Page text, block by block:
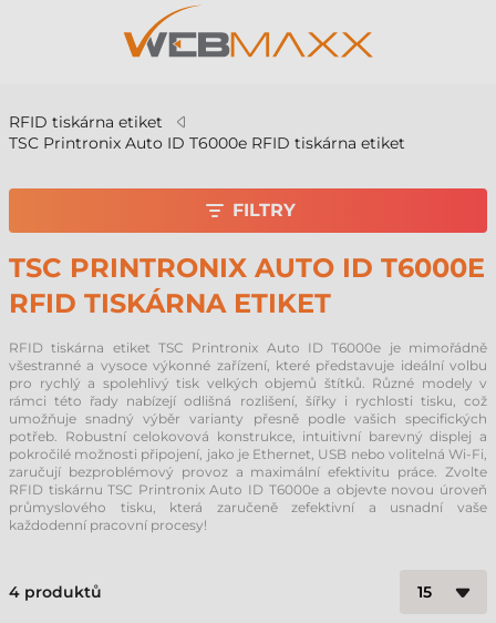
RFID tiskárna etiket
TSC Printronix Auto ID T6000e RFID tiskárna etiket
TSC PRINTRONIX AUTO ID T6000E
RFID TISKÁRNA ETIKET
RFID tiskárna etiket TSC Printronix Auto ID T6000e je mimořádně
všestranné a vysoce výkonné zařízení, které představuje ideální volbu
pro rychlý a spolehlivý tisk velkých objemů štítků. Různé modely v
rámci této řady nabízejí odlišná rozlišení, šířky i rychlosti tisku, což
umožňuje snadný výběr varianty přesně podle vašich specifických
potřeb. Robustní celokovová konstrukce, intuitivní barevný displej a
pokročilé možnosti připojení, jako je Ethernet, USB nebo volitelná Wi-Fi,
zaručují bezproblémový provoz a maximální efektivitu práce. Zvolte
RFID tiskárnu TSC Printronix Auto ID T6000e a objevte novou úroveň
průmyslového tisku, která zaručeně zefektivní a usnadní vaše
každodenní pracovní procesy!
4 produktů
FILTRY